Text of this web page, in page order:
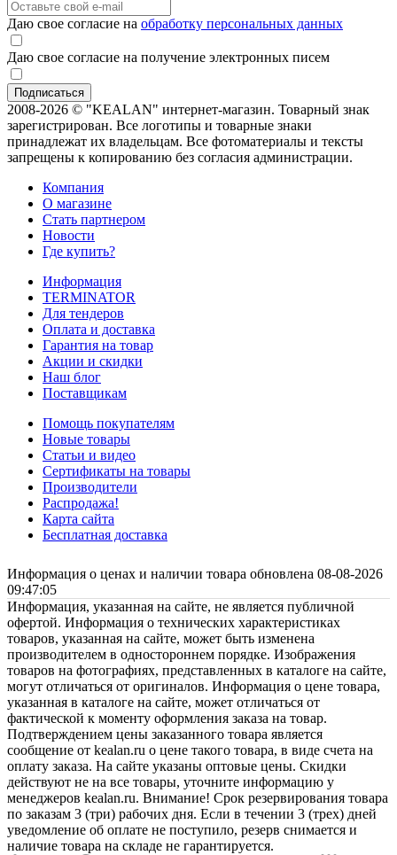
Даю свое согласие на обработку персональных данных
Даю свое согласие на получение электронных писем
2008-2026 © "KEALAN" интернет-магазин. Товарный знак
зарегистрирован. Все логотипы и товарные знаки
принадлежат их владельцам. Все фотоматериалы и тексты
запрещены к копированию без согласия администрации.
Компания
О магазине
Стать партнером
Новости
Где купить?
Информация
TERMINATOR
Для тендеров
Оплата и доставка
Гарантия на товар
Акции и скидки
Наш блог
Поставщикам
Помощь покупателям
Новые товары
Статьи и видео
Сертификаты на товары
Производители
Распродажа!
Карта сайта
Бесплатная доставка
Информация о ценах и наличии товара обновлена 08-08-2026
09:47:05
Информация, указанная на сайте, не является публичной
офертой. Информация о технических характеристиках
товаров, указанная на сайте, может быть изменена
производителем в одностороннем порядке. Изображения
товаров на фотографиях, представленных в каталоге на сайте,
могут отличаться от оригиналов. Информация о цене товара,
указанная в каталоге на сайте, может отличаться от
фактической к моменту оформления заказа на товар.
Подтверждением цены заказанного товара является
сообщение от kealan.ru о цене такого товара, в виде счета на
оплату заказа. На сайте указаны оптовые цены. Скидки
действуют не на все товары, уточните информацию у
менеджеров kealan.ru. Внимание! Срок резервирования товара
по заказам 3 (три) рабочих дня. Если в течении 3 (трех) дней
уведомление об оплате не поступило, резерв снимается и
наличие товара на складе не гарантируется.